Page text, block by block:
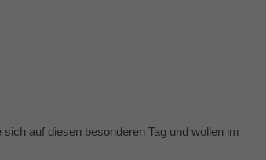
auf diesen besonderen Tag und wollen im